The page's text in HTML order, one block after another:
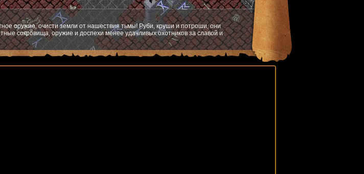
оружие, очисти земли от нашествия тьмы! Руби, круши и потроши, они
сокровища, оружие и доспехи менее удачливых охотников за славой и